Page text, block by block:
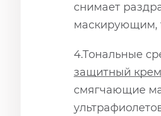
снимает
маскирующим,
4.Тональные
защитный крем
смягчающие